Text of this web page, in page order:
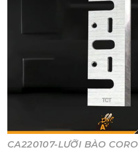
CA220107-LƯỠI BÀO